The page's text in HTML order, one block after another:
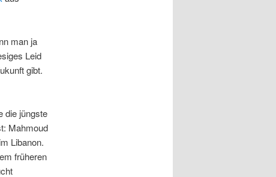
man ja
Leid
gibt.
die jüngste
Mahmoud
Libanon.
früheren